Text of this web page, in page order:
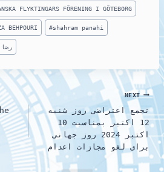
FLYKTINGARS FÖRENING I GÖTEBORG
BEHPOURI #shahram panahi
NEXT
تجمع اعتراضی روز شنبه
12 اکتبر بمناسبت 10
اکتبر 2024 روز جهانی
برای لغو مجازات اعدام